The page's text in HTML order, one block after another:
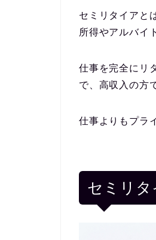
セミリタイアと
所得やアルバイ
仕事を完全にリ
で、高収入の方
仕事よりもプラ
セミリタ